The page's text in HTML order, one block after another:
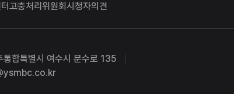
고충처리위원회시청자의견
통합특별시 여수시 문수로 135